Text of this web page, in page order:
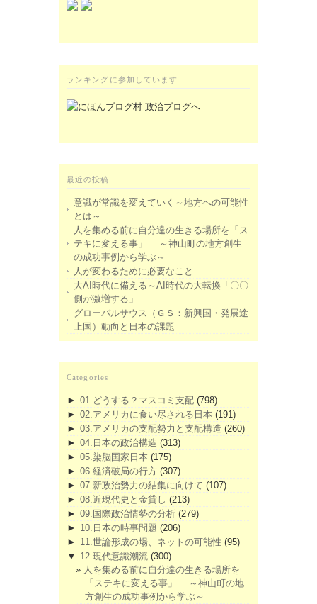
ランキングに参加しています
最近の投稿
意識が常識を変えていく～地方への可能性
とは～
人を集める前に自分達の生きる場所を「ス
テキに変える事」 ～神山町の地方創生
の成功事例から学ぶ～
人が変わるために必要なこと
大AI時代に備える～AI時代の大転換「〇〇
側が激増する」
グローバルサウス（ＧＳ：新興国・発展途
上国）動向と日本の課題
Categories
► 01.どうする？マスコミ支配 (798)
► 02.アメリカに食い尽される日本 (191)
► 03.アメリカの支配勢力と支配構造 (260)
► 04.日本の政治構造 (313)
► 05.染脳国家日本 (175)
► 06.経済破局の行方 (307)
► 07.新政治勢力の結集に向けて (107)
► 08.近現代史と金貸し (213)
► 09.国際政治情勢の分析 (279)
► 10.日本の時事問題 (206)
► 11.世論形成の場、ネットの可能性 (95)
▼ 12.現代意識潮流 (300)
人を集める前に自分達の生きる場所を
「ステキに変える事」 ～神山町の地
方創生の成功事例から学ぶ～